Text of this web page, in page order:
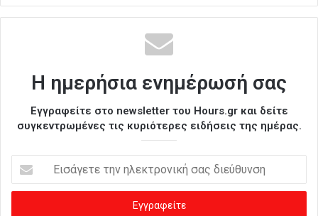
Η ημερήσια ενημέρωσή σας
Εγγραφείτε στο newsletter του Hours.gr και δείτε
συγκεντρωμένες τις κυριότερες ειδήσεις της ημέρας.
σ